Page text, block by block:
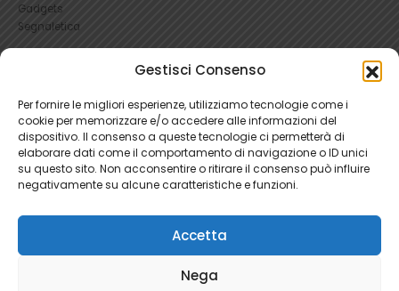
Gestisci Consenso
Per fornire le migliori esperienze, utilizziamo tecnologie come i
cookie per memorizzare e/o accedere alle informazioni del
dispositivo. Il consenso a queste tecnologie ci permetterà di
elaborare dati come il comportamento di navigazione o ID unici
su questo sito. Non acconsentire o ritirare il consenso può influire
negativamente su alcune caratteristiche e funzioni.
Accetta
Nega
Gadgets
Segnaletica
RICHIEDI UN RESO
Condizioni e Resi
FAQ Antinfortunistica
Richiesta Reso
CookieePrivacy